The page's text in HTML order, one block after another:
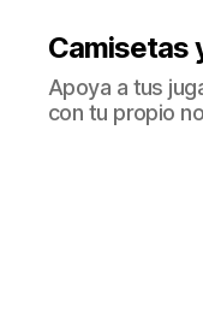
Camisetas
Apoya a tus
con tu propio